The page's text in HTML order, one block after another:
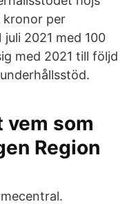
kronor per
2021 med 100
med 2021 till följd
vem som
Region